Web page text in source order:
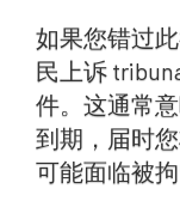
如果您错过
民上诉
件。这通常
到期，届时
可能面临被